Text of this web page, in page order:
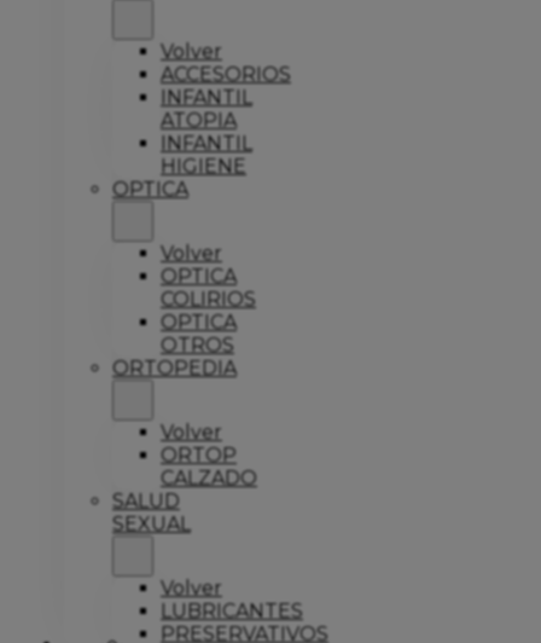
Volver
ACCESORIOS
INFANTIL
ATOPIA
INFANTIL
HIGIENE
OPTICA
Volver
OPTICA
COLIRIOS
OPTICA
OTROS
ORTOPEDIA
Volver
ORTOP
CALZADO
SALUD
SEXUAL
Volver
LUBRICANTES
PRESERVATIVOS